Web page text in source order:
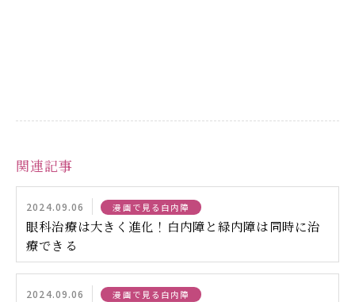
関連記事
2024.09.06 漫画で見る白内障
眼科治療は大きく進化！白内障と緑内障は同時に治
療できる
2024.09.06 漫画で見る白内障